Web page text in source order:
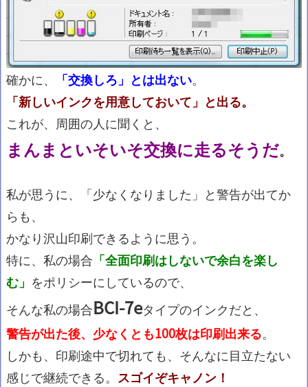
確かに、 「交換しろ」とは出ない。
「新しいインクを用意しておいて」と出る。
これが、周囲の人に聞くと、
まんまといそいそ交換に走るそうだ。
私が思うに、「少なくなりました」と警告が出てか
らも、
かなり沢山印刷できるように思う。
特に、私の場合 「全面印刷はしないで余白を楽し
む」 をポリシーにしているので、
そんな私の場合BCI-7eタイプのインクだと、
警告が出た後、少なくとも100枚は印刷出来る。
しかも、印刷途中で切れても、そんなに目立たない
感じで継続できる。 スゴイぞキャノン！